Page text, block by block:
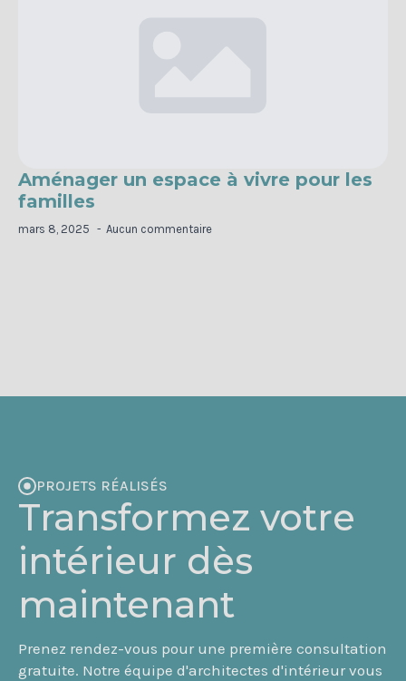
Aménager un espace à vivre pour les
familles
mars 8, 2025 Aucun commentaire
PROJETS RÉALISÉS
Transformez votre
intérieur dès
maintenant
Prenez rendez-vous pour une première consultation
gratuite. Notre équipe d'architectes d'intérieur vous